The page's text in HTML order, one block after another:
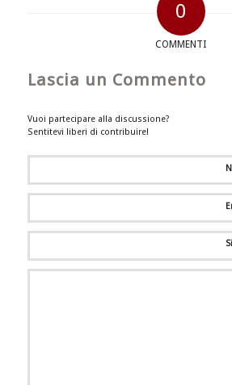
0
COMMENTI
Lascia un Commento
Vuoi partecipare alla discussione?
Sentitevi liberi di contribuire!